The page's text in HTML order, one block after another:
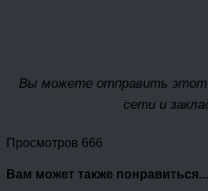
Вы можете отправить этот
сети и
Просмотров 666
Вам может также понравиться...